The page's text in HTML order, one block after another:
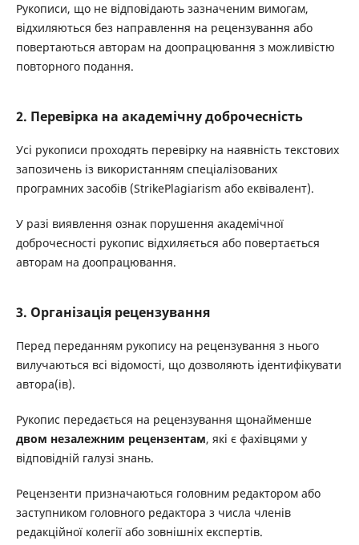
Рукописи, що не відповідають зазначеним вимогам,
відхиляються без направлення на рецензування або
повертаються авторам на доопрацювання з можливістю
повторного подання.
2. Перевірка на академічну доброчесність
Усі рукописи проходять перевірку на наявність текстових
запозичень із використанням спеціалізованих
програмних засобів (StrikePlagiarism або еквівалент).
У разі виявлення ознак порушення академічної
доброчесності рукопис відхиляється або повертається
авторам на доопрацювання.
3. Організація рецензування
Перед переданням рукопису на рецензування з нього
вилучаються всі відомості, що дозволяють ідентифікувати
автора(ів).
Рукопис передається на рецензування щонайменше
двом незалежним рецензентам, які є фахівцями у
відповідній галузі знань.
Рецензенти призначаються головним редактором або
заступником головного редактора з числа членів
редакційної колегії або зовнішніх експертів.